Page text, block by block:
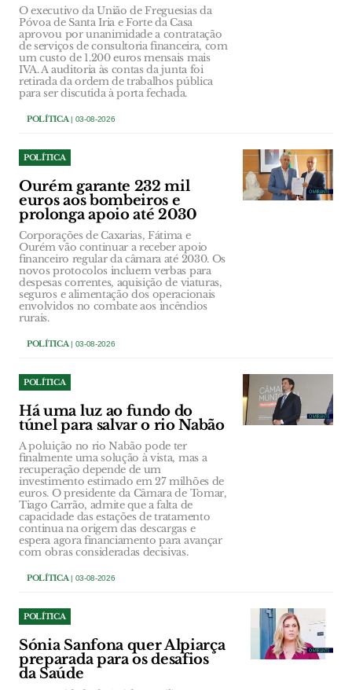
O executivo da União de Freguesias da
Póvoa de Santa Iria e Forte da Casa
aprovou por unanimidade a contratação
de serviços de consultoria financeira, com
um custo de 1.200 euros mensais mais
IVA. A auditoria às contas da junta foi
retirada da ordem de trabalhos pública
para ser discutida à porta fechada.
POLÍTICA| 03-08-2026
POLÍTICA
Ourém garante 232 mil
euros aos bombeiros e
prolonga apoio até 2030
Corporações de Caxarias, Fátima e
Ourém vão continuar a receber apoio
financeiro regular da câmara até 2030. Os
novos protocolos incluem verbas para
despesas correntes, aquisição de viaturas,
seguros e alimentação dos operacionais
envolvidos no combate aos incêndios
rurais.
POLÍTICA| 03-08-2026
POLÍTICA
Há uma luz ao fundo do
túnel para salvar o rio Nabão
A poluição no rio Nabão pode ter
finalmente uma solução à vista, mas a
recuperação depende de um
investimento estimado em 27 milhões de
euros. O presidente da Câmara de Tomar,
Tiago Carrão, admite que a falta de
capacidade das estações de tratamento
continua na origem das descargas e
espera agora financiamento para avançar
com obras consideradas decisivas.
POLÍTICA| 03-08-2026
POLÍTICA
Sónia Sanfona quer Alpiarça
preparada para os desafios
da Saúde